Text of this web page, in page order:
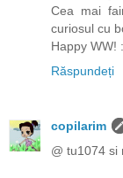
Cea mai
curiosul cu
Happy WW!
Răspundeți
copilarim
@ tu1074 si